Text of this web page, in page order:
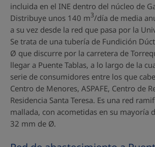
incluida en el INE dentro del núcleo de
Distribuye unos 140 m3/día de media
a su vez desde la red que pasa por la
Se trata de una tubería de Fundición
Ø que discurre por la carretera de
llegar a Puente Tablas, a lo largo de la
serie de consumidores entre los que
Centro de Menores, ASPAFE, Centro de
Residencia Santa Teresa. Es una red
mallada, con acometidas en su mayoría
32 mm de Ø.